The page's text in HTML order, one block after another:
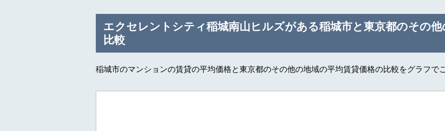
エクセレントシティ稲城南山ヒルズがある稲城市と東京都のその
比較
稲城市のマンションの賃貸の平均価格と東京都のその他の地域の平均賃貸価格の比較をグラフで